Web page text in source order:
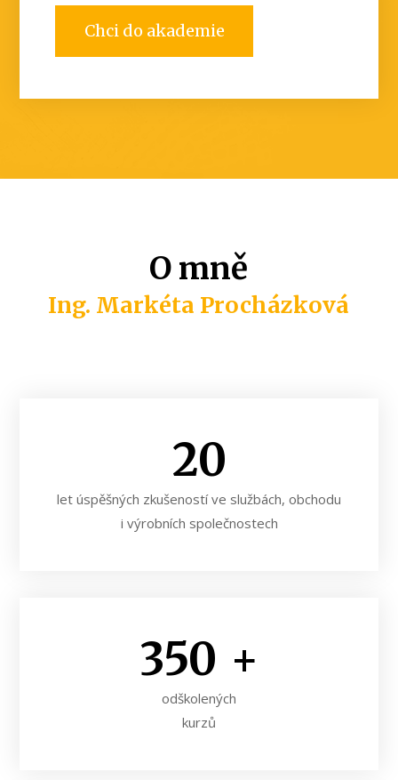
Chci do akademie
O mně
Ing. Markéta Procházková
20
let úspěšných zkušeností ve službách, obchodu
i výrobních společnostech
350 +
odškolených
kurzů